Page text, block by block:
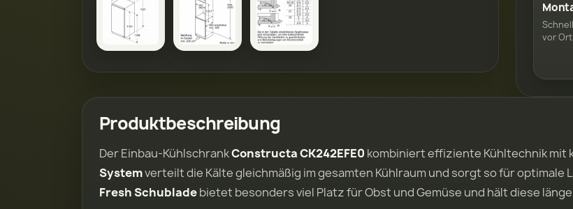
vor
Produktbeschreibung
Der Einbau-KühlschrankConstructa CK242EFE0 kombiniert effiziente Kühltechnik mit
Systemverteilt die Kälte gleichmäßig im gesamten Kühlraum und sorgt so für optimale
Fresh Schubladebietet besonders viel Platz für Obst und Gemüse und hält diese